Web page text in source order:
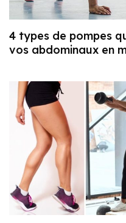
4 types de pompes
vos abdominaux en